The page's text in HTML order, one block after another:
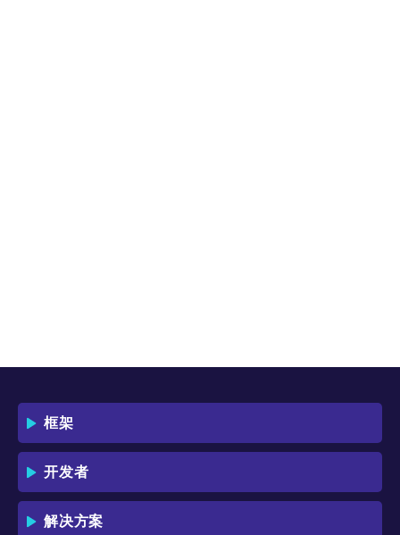
框架
开发者
解决方案